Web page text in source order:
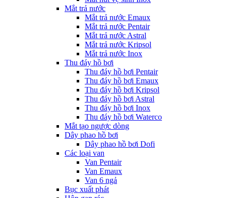
Mắt trả nước
Mắt trả nước Emaux
Mắt trả nước Pentair
Mắt trả nước Astral
Mắt trả nước Kripsol
Mắt trả nước Inox
Thu đáy hồ bơi
Thu đáy hồ bơi Pentair
Thu đáy hồ bơi Emaux
Thu đáy hồ bơi Kripsol
Thu đáy hồ bơi Astral
Thu đáy hồ bơi Inox
Thu đáy hồ bơi Waterco
Mắt tạo ngược dòng
Dây phao hồ bơi
Dây phao hồ bơi Dofi
Các loại van
Van Pentair
Van Emaux
Van 6 ngả
Bục xuất phát